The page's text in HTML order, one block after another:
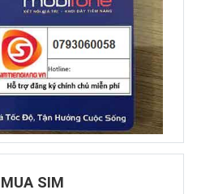
SIM